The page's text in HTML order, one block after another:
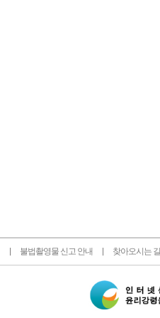
불법촬영물 신고 안내 찾아오시는 길
터